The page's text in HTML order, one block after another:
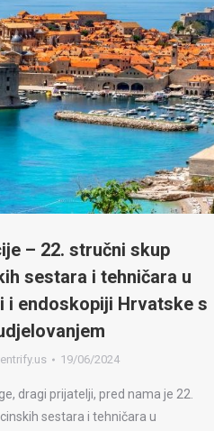
– 22. stručni skup
sestara i tehničara u
endoskopiji Hrvatske s
19/06/2024
dragi prijatelji, pred nama je 22.
sestara i tehničara u